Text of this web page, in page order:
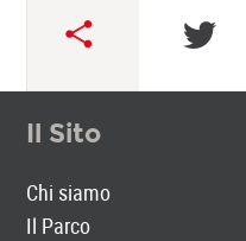
Il Sito
Chi siamo
Il Parco